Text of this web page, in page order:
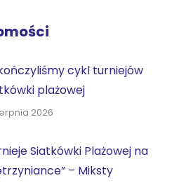
cykl turniejów
plażowej
2026
Siatkówki Plażowej na
– Miksty